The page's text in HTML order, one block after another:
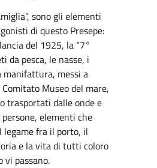
sono gli elementi
di questo Presepe:
del 1925, la “7°
da pesca, le nasse, i
messi a
Museo del mare,
trasportati dalle onde e
elementi che
legame fra il porto, il
e la vita di tutti coloro
vi passano.